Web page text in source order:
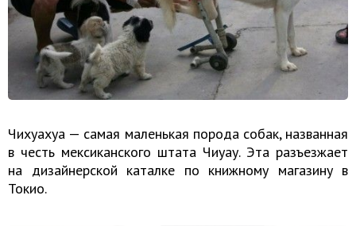
Чихуахуа — самая маленькая порода собак, названная
в честь мексиканского штата Чиуау. Эта разъезжает
на дизайнерской каталке по книжному магазину в
Токио.